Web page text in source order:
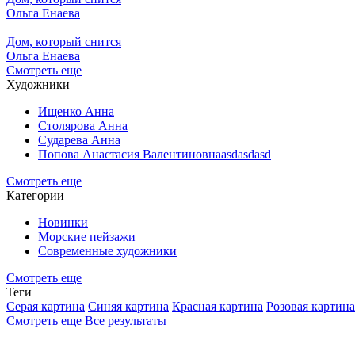
Ольга Енаева
Дом, который снится
Ольга Енаева
Смотреть еще
Художники
Ищенко Анна
Столярова Анна
Сударева Анна
Попова Анастасия Валентиновнаasdasdasd
Смотреть еще
Категории
Новинки
Морские пейзажи
Современные художники
Смотреть еще
Теги
Серая картина Синяя картина Красная картина Розовая картина
Смотреть еще Все результаты